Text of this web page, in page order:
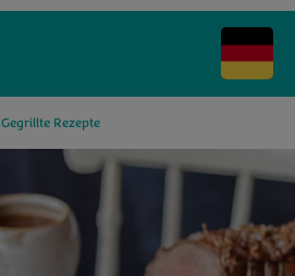
Gegrillte Rezepte